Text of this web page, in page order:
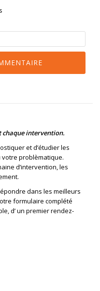
chaque intervention.
et d’étudier les
problèmatique.
d’intervention, les
dans les meilleurs
formulaire complété
d’ un premier rendez-